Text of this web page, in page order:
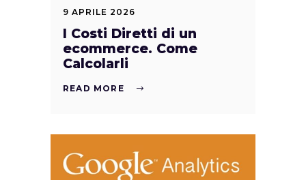
9 APRILE 2026
I Costi Diretti di un
ecommerce. Come
Calcolarli
READ MORE